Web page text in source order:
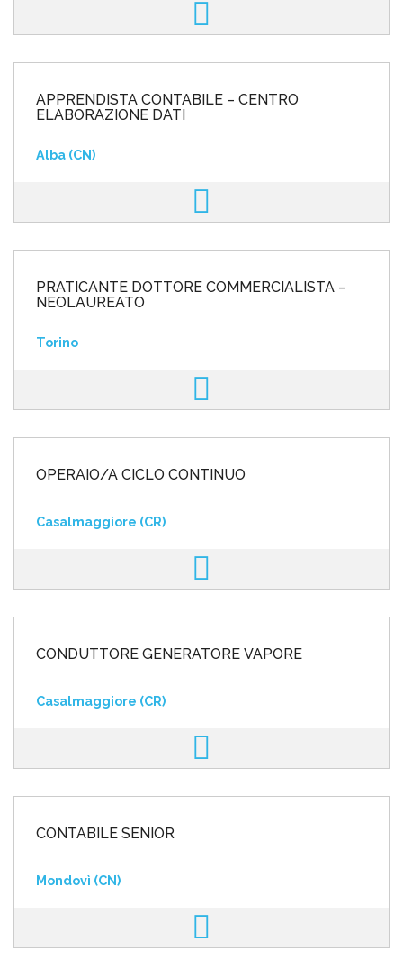
APPRENDISTA CONTABILE – CENTRO
ELABORAZIONE DATI
Alba (CN)
PRATICANTE DOTTORE COMMERCIALISTA –
NEOLAUREATO
Torino
OPERAIO/A CICLO CONTINUO
Casalmaggiore (CR)
CONDUTTORE GENERATORE VAPORE
Casalmaggiore (CR)
CONTABILE SENIOR
Mondovì (CN)